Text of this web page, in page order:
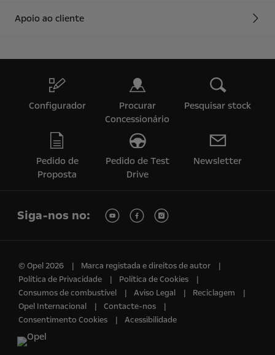
Apoio ao cliente
Configurador
Procurar
Concessionário
Pesquisar stock
Pedido de
Proposta
Pedido de Test
Drive
Newsletter
Siga-nos no:
© Opel 2026
Marca registada e direitos de autor
Política de Privacidade
Política de Cookies
Consumos de combustível
Aviso Legal
Reciclagem
Opel Internacional
Contacte-nos
Consentimento Cookies
Acessibilidade